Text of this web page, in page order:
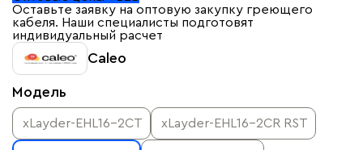
Оставьте заявку на оптовую закупку греющего
кабеля. Наши специалисты подготовят
индивидуальный расчет
Caleo
Модель
xLayder-EHL16-2CT xLayder-EHL16-2CR RST